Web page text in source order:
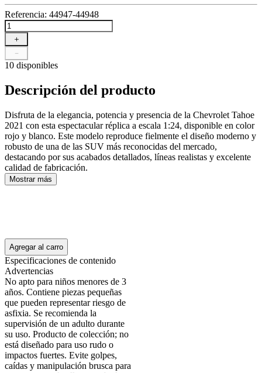
Referencia: 44947-44948
＋
－
10 disponibles
Descripción del producto
Disfruta de la elegancia, potencia y presencia de la Chevrolet Tahoe
2021 con esta espectacular réplica a escala 1:24, disponible en color
rojo y blanco. Este modelo reproduce fielmente el diseño moderno y
robusto de una de las SUV más reconocidas del mercado,
destacando por sus acabados detallados, líneas realistas y excelente
calidad de fabricación.
Mostrar más
Agregar al carro
Especificaciones de contenido
Advertencias
No apto para niños menores de 3
años. Contiene piezas pequeñas
que pueden representar riesgo de
asfixia. Se recomienda la
supervisión de un adulto durante
su uso. Producto de colección; no
está diseñado para uso rudo o
impactos fuertes. Evite golpes,
caídas y manipulación brusca para